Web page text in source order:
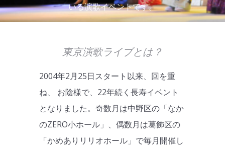
いる演歌イベントです。
東京演歌ライブとは？
2004年2月25日スタート以来、回を重
ね、 お陰様で、22年続く長寿イベント
となりました。奇数月は中野区の「なか
のZERO小ホール」、偶数月は葛飾区の
「かめありリリオホール」で毎月開催し